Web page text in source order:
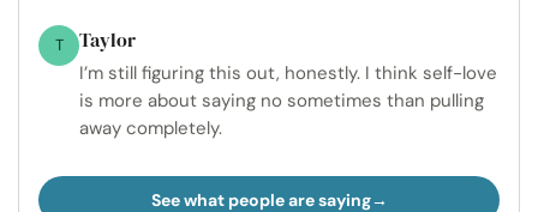
T Taylor
I’m still figuring this out, honestly. I think self-love
is more about saying no sometimes than pulling
away completely.
See what people are saying